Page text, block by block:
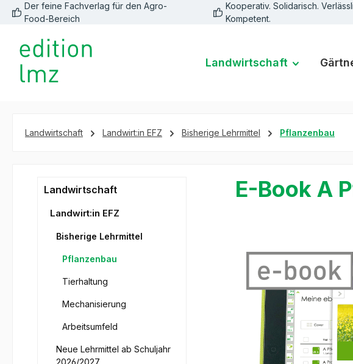
Zur Hauptnavigation springen
Der feine Fachverlag für den Agro-
Food-Bereich
Kooperativ. Solidarisch.
Kompetent.
Landwirtschaft
Landwirtschaft Landwirt:in EFZ Bisherige Lehrmittel Pflanzenbau
Landwirtschaft
Landwirt:in EFZ
Bisherige Lehrmittel
Pflanzenbau
Tierhaltung
Mechanisierung
Arbeitsumfeld
Neue Lehrmittel ab Schuljahr
E-Book A